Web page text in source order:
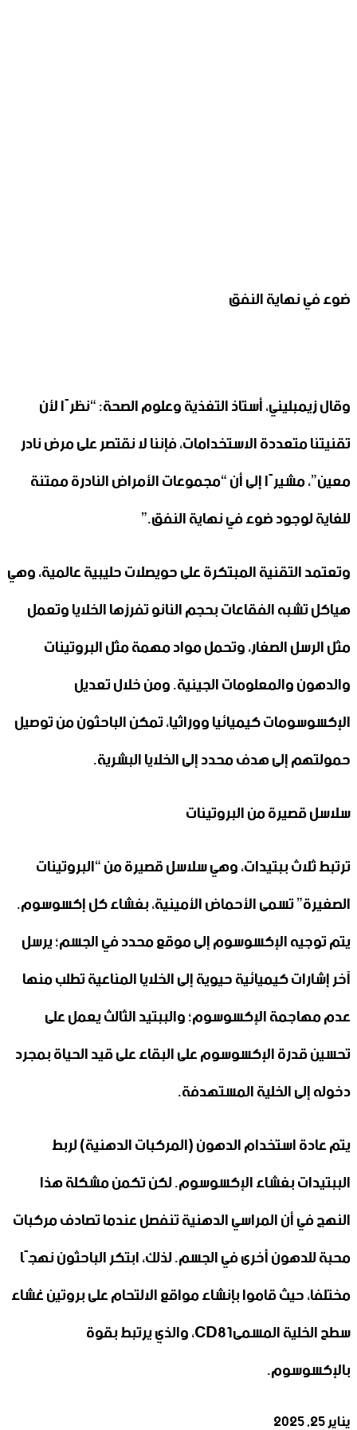
ضوء في نهاية النفق
وقال زيمبليني، أستاذ التغذية وعلوم الصحة: “نظرًا لأن
تقنيتنا متعددة الاستخدامات، فإننا لا نقتصر على مرض نادر
معين”، مشيرًا إلى أن “مجموعات الأمراض النادرة ممتنة
للغاية لوجود ضوء في نهاية النفق.”
وتعتمد التقنية المبتكرة على حويصلات حليبية عالمية، وهي
هياكل تشبه الفقاعات بحجم النانو تفرزها الخلايا وتعمل
مثل الرسل الصغار، وتحمل مواد مهمة مثل البروتينات
والدهون والمعلومات الجينية. ومن خلال تعديل
الإكسوسومات كيميائيا ووراثيا، تمكن الباحثون من توصيل
حمولتهم إلى هدف محدد إلى الخلايا البشرية.
سلاسل قصيرة من البروتينات
ترتبط ثلاث ببتيدات، وهي سلاسل قصيرة من “البروتينات
الصغيرة” تسمى الأحماض الأمينية، بغشاء كل إكسوسوم.
يتم توجيه الإكسوسوم إلى موقع محدد في الجسم؛ يرسل
آخر إشارات كيميائية حيوية إلى الخلايا المناعية تطلب منها
عدم مهاجمة الإكسوسوم؛ والببتيد الثالث يعمل على
تحسين قدرة الإكسوسوم على البقاء على قيد الحياة بمجرد
دخوله إلى الخلية المستهدفة.
يتم عادة استخدام الدهون (المركبات الدهنية) لربط
الببتيدات بغشاء الإكسوسوم. لكن تكمن مشكلة هذا
النهج في أن المراسي الدهنية تنفصل عندما تصادف مركبات
محبة للدهون أخرى في الجسم. لذلك، ابتكر الباحثون نهجًا
مختلفا، حيث قاموا بإنشاء مواقع الالتحام على بروتين غشاء
سطح الخلية المسمىCD81، والذي يرتبط بقوة
بالإكسوسوم.
يناير 25, 2025